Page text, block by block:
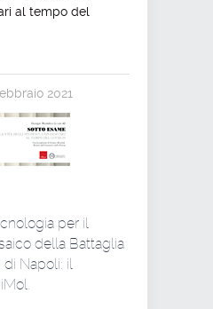
al tempo del
2021
per il
della Battaglia
Napoli: il